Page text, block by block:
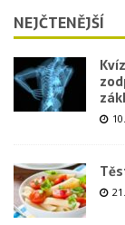
NEJČTENĚJŠÍ